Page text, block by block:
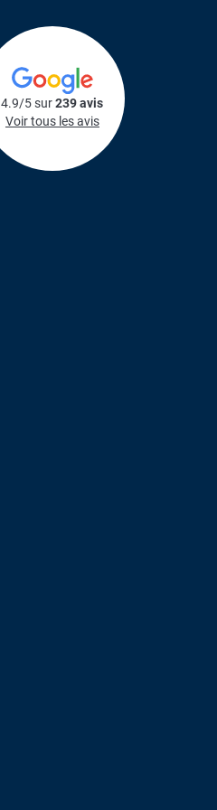
4.9/5 sur239 avis
Voir tous les avis